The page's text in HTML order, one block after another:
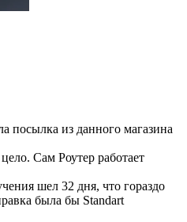
посылка из данного магазина
Сам Роутер работает
шел 32 дня, что гораздо
была бы Standart